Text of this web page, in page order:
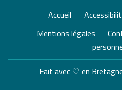
Accueil
Mentions légales
Fait avec ♡ en